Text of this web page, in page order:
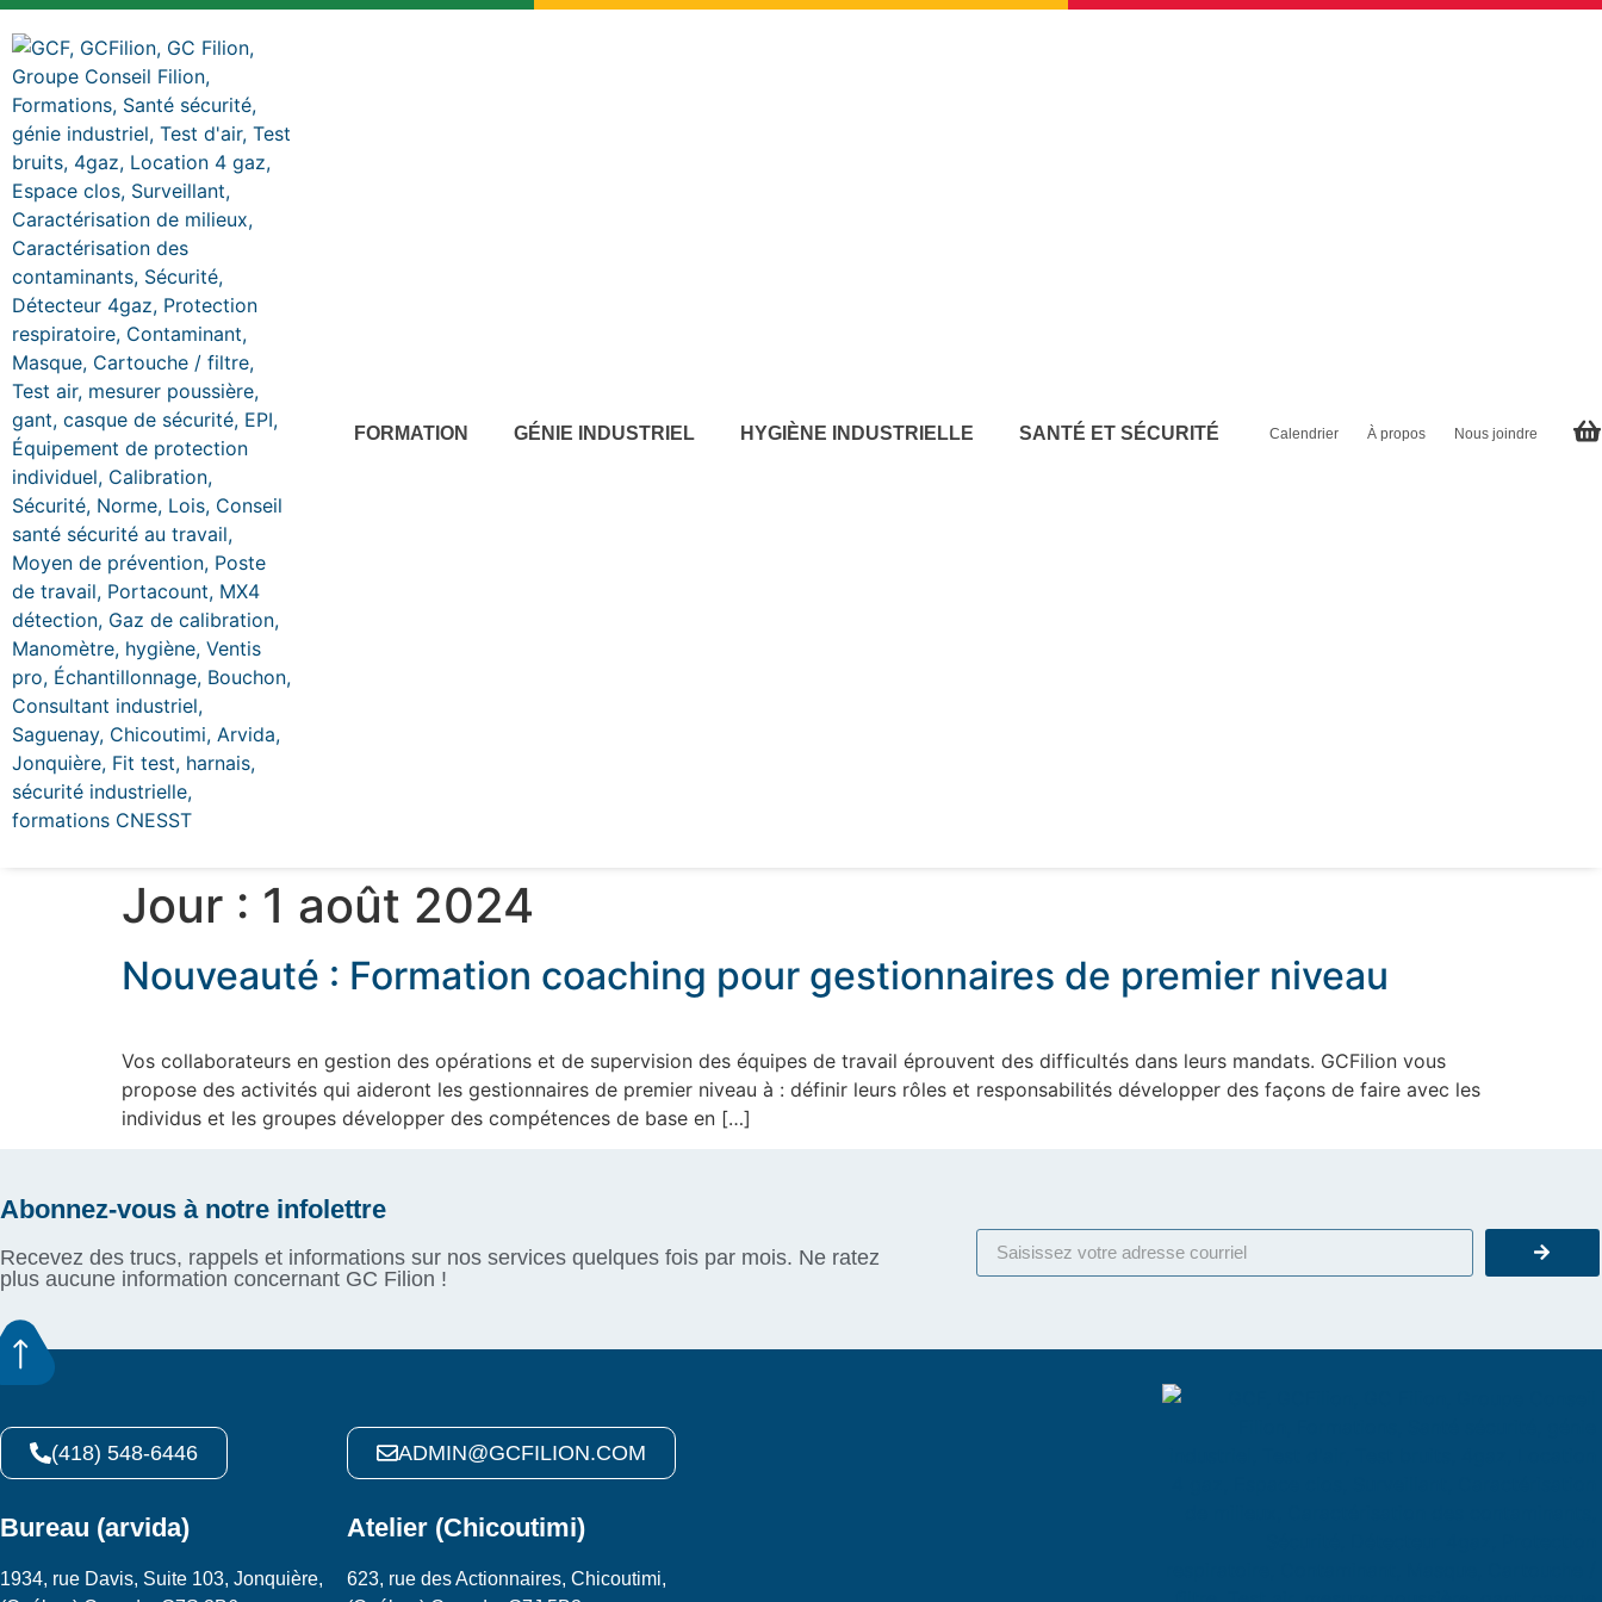
FORMATION GÉNIE INDUSTRIEL HYGIÈNE INDUSTRIELLE SANTÉ ET SÉCURITÉ Calendrier À propos Nous joindre
Jour : 1 août 2024
Nouveauté : Formation coaching pour gestionnaires de premier niveau
Vos collaborateurs en gestion des opérations et de supervision des équipes de travail éprouvent des difficultés dans leurs mandats. GCFilion vous
propose des activités qui aideront les gestionnaires de premier niveau à : définir leurs rôles et responsabilités développer des façons de faire avec les
individus et les groupes développer des compétences de base en […]
Abonnez-vous à notre infolettre
Recevez des trucs, rappels et informations sur nos services quelques fois par mois. Ne ratez
plus aucune information concernant GC Filion !
(418) 548-6446 ADMIN@GCFILION.COM
Bureau (arvida)
1934, rue Davis, Suite 103, Jonquière,
Atelier (Chicoutimi)
623, rue des Actionnaires, Chicoutimi,